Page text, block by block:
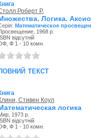
Роберт Р.
Логика.
Математическое
1968 р.
відсутній
Ф 1 - 10 комн.
текст
Стивен Коул
логика
1973 р.
відсутній
Ф 1 - 10 комн.